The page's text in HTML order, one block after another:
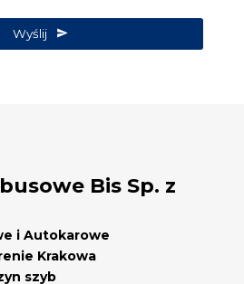
Wyślij
Bis Sp. z
i Autokarowe
Krakowa
szyb